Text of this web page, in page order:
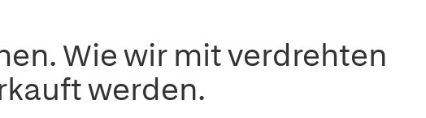
Wie wir mit verdrehten
werden.